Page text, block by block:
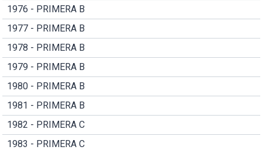
1976 - PRIMERA B
1977 - PRIMERA B
1978 - PRIMERA B
1979 - PRIMERA B
1980 - PRIMERA B
1981 - PRIMERA B
1982 - PRIMERA C
1983 - PRIMERA C